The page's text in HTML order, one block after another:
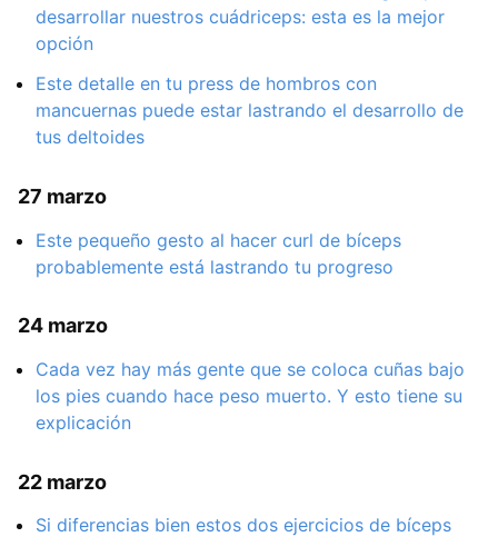
desarrollar nuestros cuádriceps: esta es la mejor
opción
Este detalle en tu press de hombros con
mancuernas puede estar lastrando el desarrollo de
tus deltoides
27 marzo
Este pequeño gesto al hacer curl de bíceps
probablemente está lastrando tu progreso
24 marzo
Cada vez hay más gente que se coloca cuñas bajo
los pies cuando hace peso muerto. Y esto tiene su
explicación
22 marzo
Si diferencias bien estos dos ejercicios de bíceps